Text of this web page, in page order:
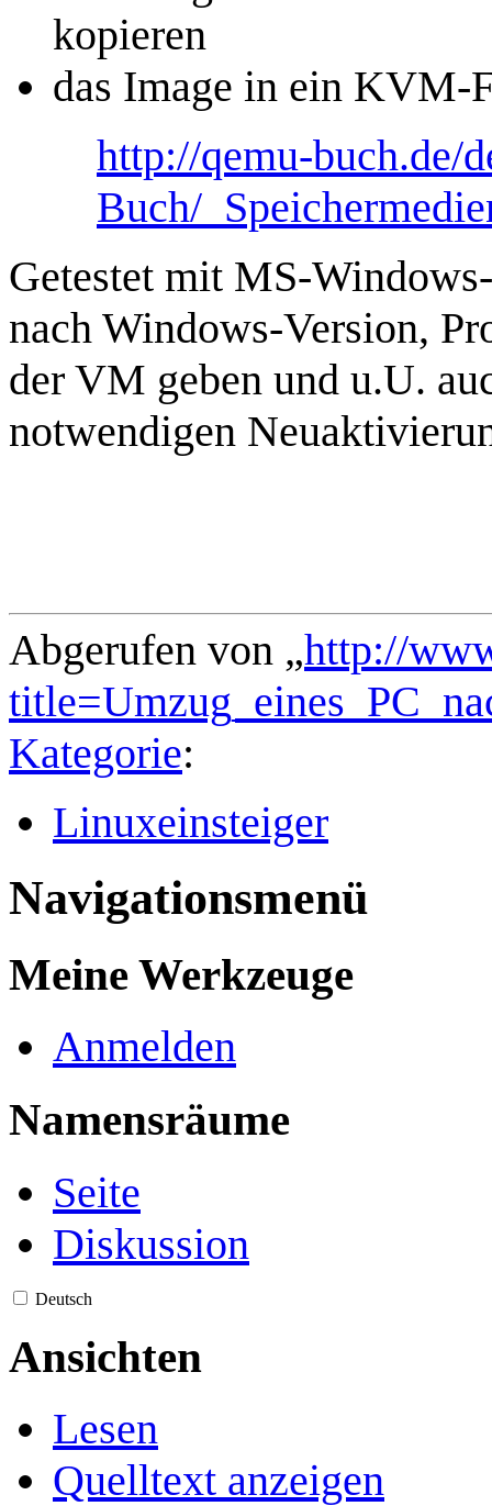
kopieren
das Image in ein KVM-
http://qemu-
Buch/
Getestet mit MS-
nach Windows-Version,
der VM geben und u.U.
notwendigen
Abgerufen von „http://
Kategorie:
Linuxeinsteiger
Navigationsmenü
Meine Werkzeuge
Anmelden
Namensräume
Seite
Diskussion
Deutsch
Ansichten
Lesen
Quelltext anzeigen